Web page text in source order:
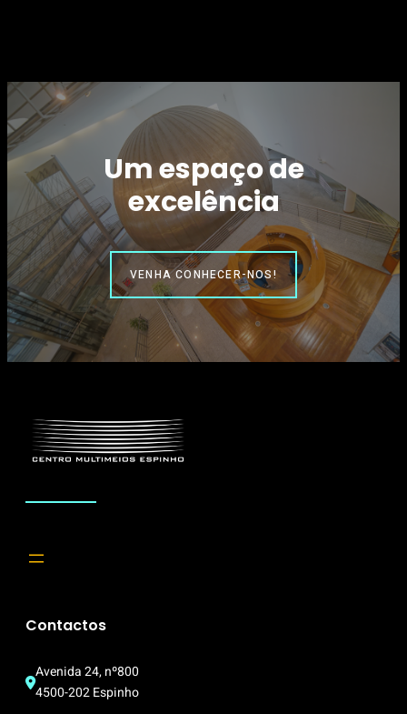
Um espaço de
excelência
VENHA CONHECER-NOS!
Contactos
Avenida 24, nº800
4500-202 Espinho